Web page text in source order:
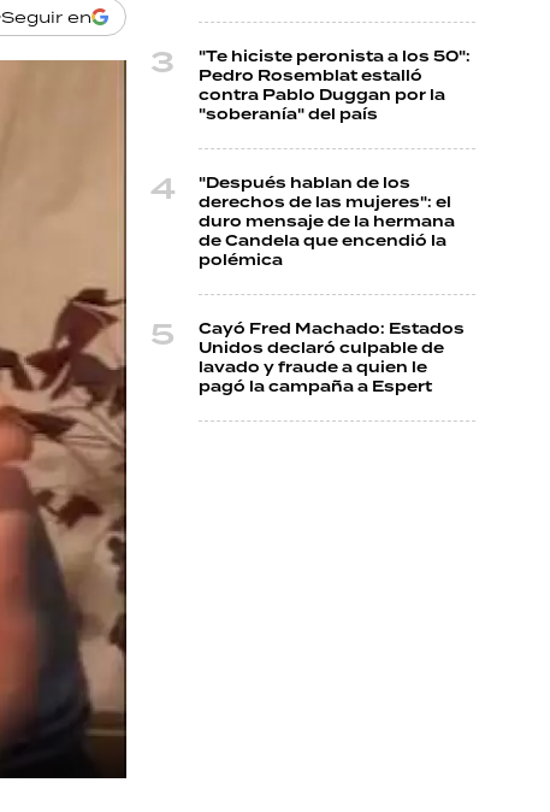
Seguir en
"Te hiciste peronista a los 50":
Pedro Rosemblat estalló
contra Pablo Duggan por la
"soberanía" del país
"Después hablan de los
derechos de las mujeres": el
duro mensaje de la hermana
de Candela que encendió la
polémica
Cayó Fred Machado: Estados
Unidos declaró culpable de
lavado y fraude a quien le
pagó la campaña a Espert